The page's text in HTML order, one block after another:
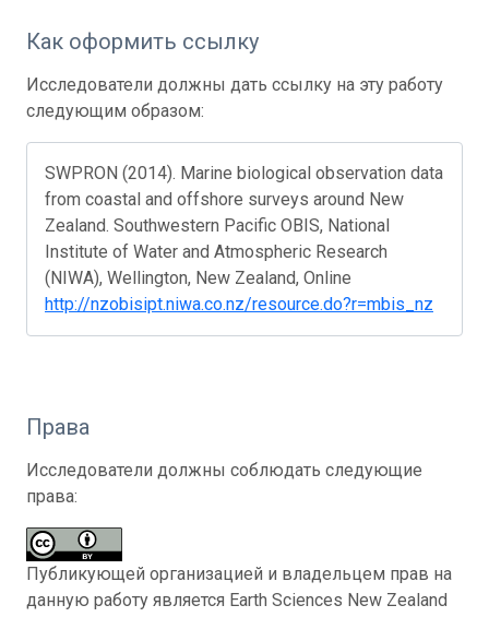
Как оформить ссылку
Исследователи должны дать ссылку на эту работу
следующим образом:
SWPRON (2014). Marine biological observation data
from coastal and offshore surveys around New
Zealand. Southwestern Pacific OBIS, National
Institute of Water and Atmospheric Research
(NIWA), Wellington, New Zealand, Online
http://nzobisipt.niwa.co.nz/resource.do?r=mbis_nz
Права
Исследователи должны соблюдать следующие
права:
Публикующей организацией и владельцем прав на
данную работу является Earth Sciences New Zealand